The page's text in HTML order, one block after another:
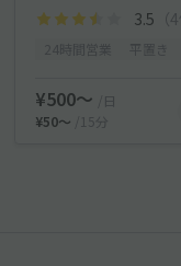
3.5 （
¥500〜
/日
¥50〜
/15分